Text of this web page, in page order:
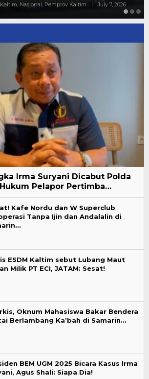
Kaltim | June 7, 2026
Irma Suryani Dicabut Polda
Pelapor Pertimba…
Kafe Nordu dan W Superclub
Tanpa Ijin dan Andalalin di
ESDM Kaltim sebut Lubang Maut
Milik PT ECI, JATAM: Sesat!
Oknum Mahasiswa Bakar Bendera
Berlambang Ka’bah di Samarin…
BEM UGM 2025 Bicara Kasus Irma
Agus Shali: Siapa Dia!